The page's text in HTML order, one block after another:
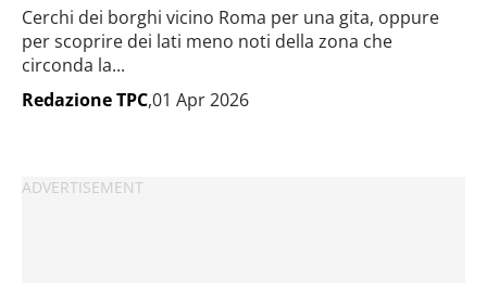
Cerchi dei borghi vicino Roma per una gita, oppure
per scoprire dei lati meno noti della zona che
circonda la...
Redazione TPC,01 Apr 2026